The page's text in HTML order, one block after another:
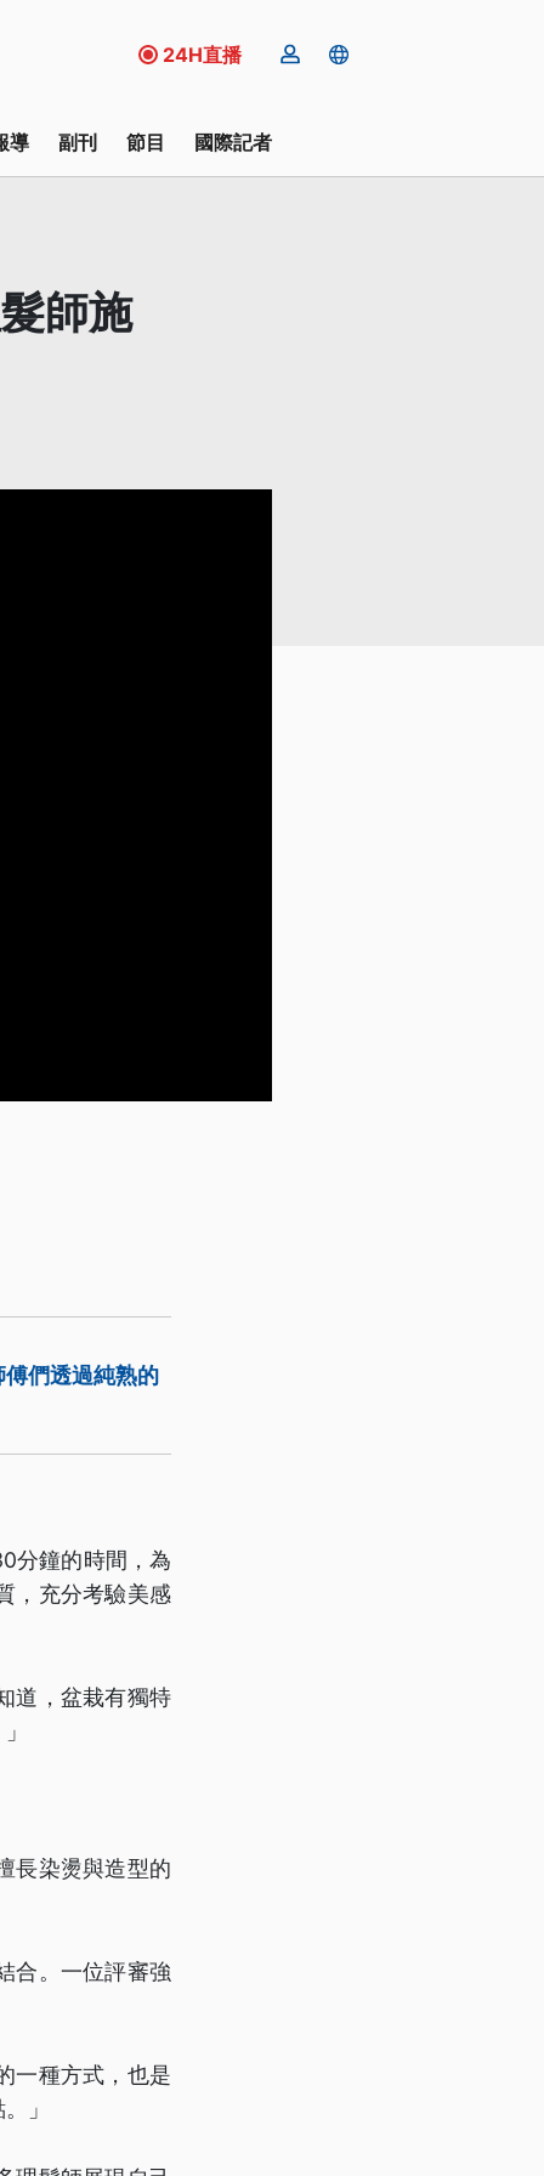
24H直播
導 副刊 節目 國際記者
師施
們透過純熟的
分鐘的時間，為
，充分考驗美感
道，盆栽有獨特
長染燙與造型的
合。一位評審強
一種方式，也是
」